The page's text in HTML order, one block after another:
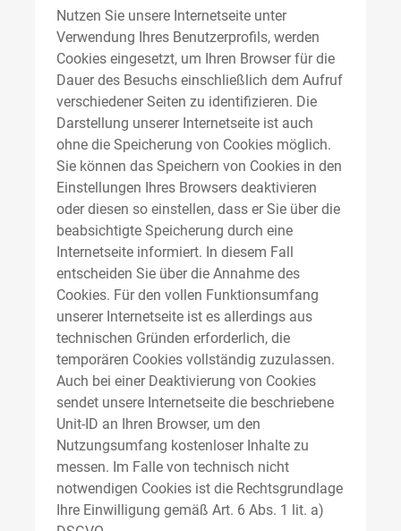
Nutzen Sie unsere Internetseite unter
Verwendung Ihres Benutzerprofils, werden
Cookies eingesetzt, um Ihren Browser für die
Dauer des Besuchs einschließlich dem Aufruf
verschiedener Seiten zu identifizieren. Die
Darstellung unserer Internetseite ist auch
ohne die Speicherung von Cookies möglich.
Sie können das Speichern von Cookies in den
Einstellungen Ihres Browsers deaktivieren
oder diesen so einstellen, dass er Sie über die
beabsichtigte Speicherung durch eine
Internetseite informiert. In diesem Fall
entscheiden Sie über die Annahme des
Cookies. Für den vollen Funktionsumfang
unserer Internetseite ist es allerdings aus
technischen Gründen erforderlich, die
temporären Cookies vollständig zuzulassen.
Auch bei einer Deaktivierung von Cookies
sendet unsere Internetseite die beschriebene
Unit-ID an Ihren Browser, um den
Nutzungsumfang kostenloser Inhalte zu
messen. Im Falle von technisch nicht
notwendigen Cookies ist die Rechtsgrundlage
Ihre Einwilligung gemäß Art. 6 Abs. 1 lit. a)